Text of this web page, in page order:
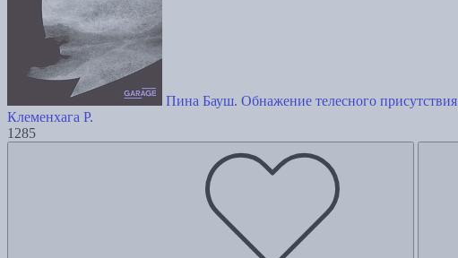
Пина Бауш. Обнажение телесного присутствия
Клеменхага Р.
1285